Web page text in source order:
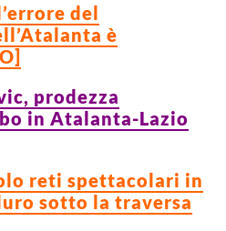
del
è
prodezza
in Atalanta-Lazio
reti spettacolari in
sotto la traversa